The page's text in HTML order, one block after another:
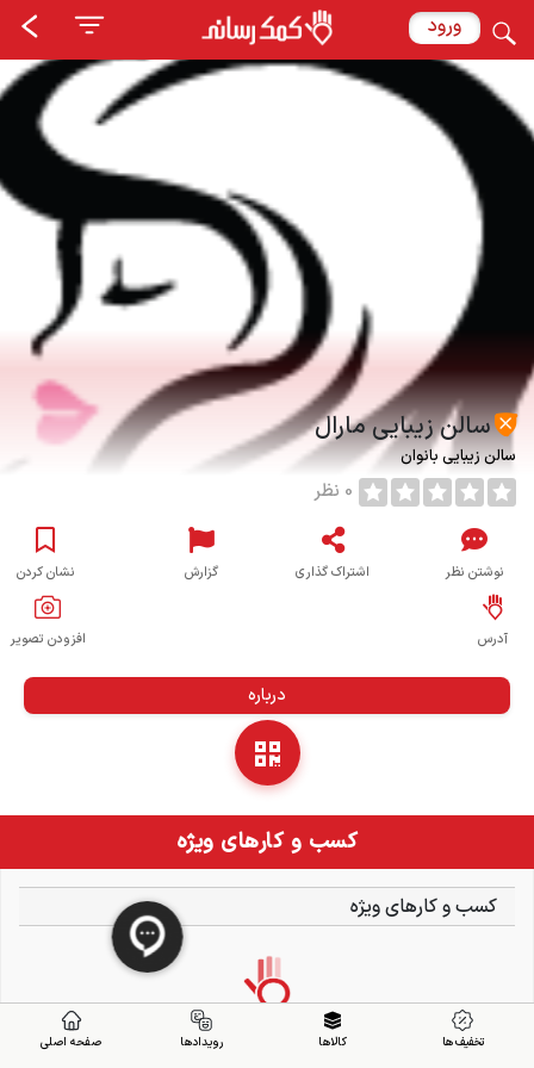
ورود
سالن زیبایی مارال
سالن زیبایی بانوان
0 نظر
نوشتن نظر اشتراک گذاری گزارش نشان کردن
آدرس افزودن تصویر
درباره
کسب و کارهای ویژه
کسب و کارهای ویژه
تخفیف ها کالاها رویدادها صفحه اصلی